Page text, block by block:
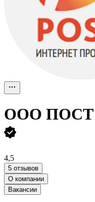
ООО ПОСТ
4,5
5 отзывов
О компании
Вакансии